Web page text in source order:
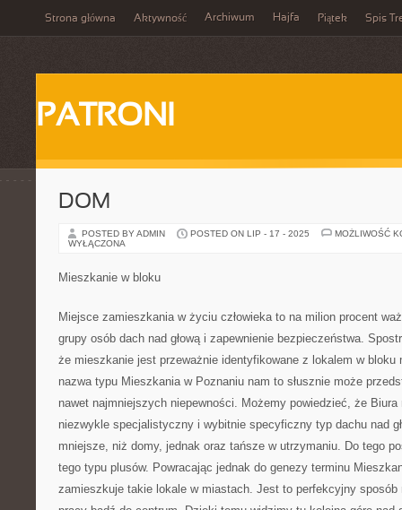
Strona główna Aktywność Archiwum Hajfa Piątek Spis
PATRONI
DOM
POSTED BY ADMIN POSTED ON LIP - 17 - 2025
MOŻLIWOŚĆ
WYŁĄCZONA
Mieszkanie w bloku
Miejsce zamieszkania w życiu człowieka to na milion procent
grupy osób dach nad głową i zapewnienie bezpieczeństwa.
że mieszkanie jest przeważnie identyfikowane z lokalem w
nazwa typu Mieszkania w Poznaniu nam to słusznie może
nawet najmniejszych niepewności. Możemy powiedzieć, że
niezwykle specjalistyczny i wybitnie specyficzny typ dachu nad
mniejsze, niż domy, jednak oraz tańsze w utrzymaniu. Do tego
tego typu plusów. Powracając jednak do genezy terminu
zamieszkuje takie lokale w miastach. Jest to perfekcyjny sposób